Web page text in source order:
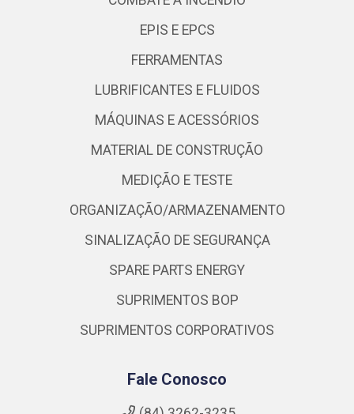
EPIS E EPCS
FERRAMENTAS
LUBRIFICANTES E FLUIDOS
MÁQUINAS E ACESSÓRIOS
MATERIAL DE CONSTRUÇÃO
MEDIÇÃO E TESTE
ORGANIZAÇÃO/ARMAZENAMENTO
SINALIZAÇÃO DE SEGURANÇA
SPARE PARTS ENERGY
SUPRIMENTOS BOP
SUPRIMENTOS CORPORATIVOS
Fale Conosco